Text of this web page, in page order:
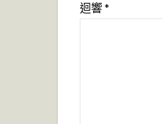
迴響*